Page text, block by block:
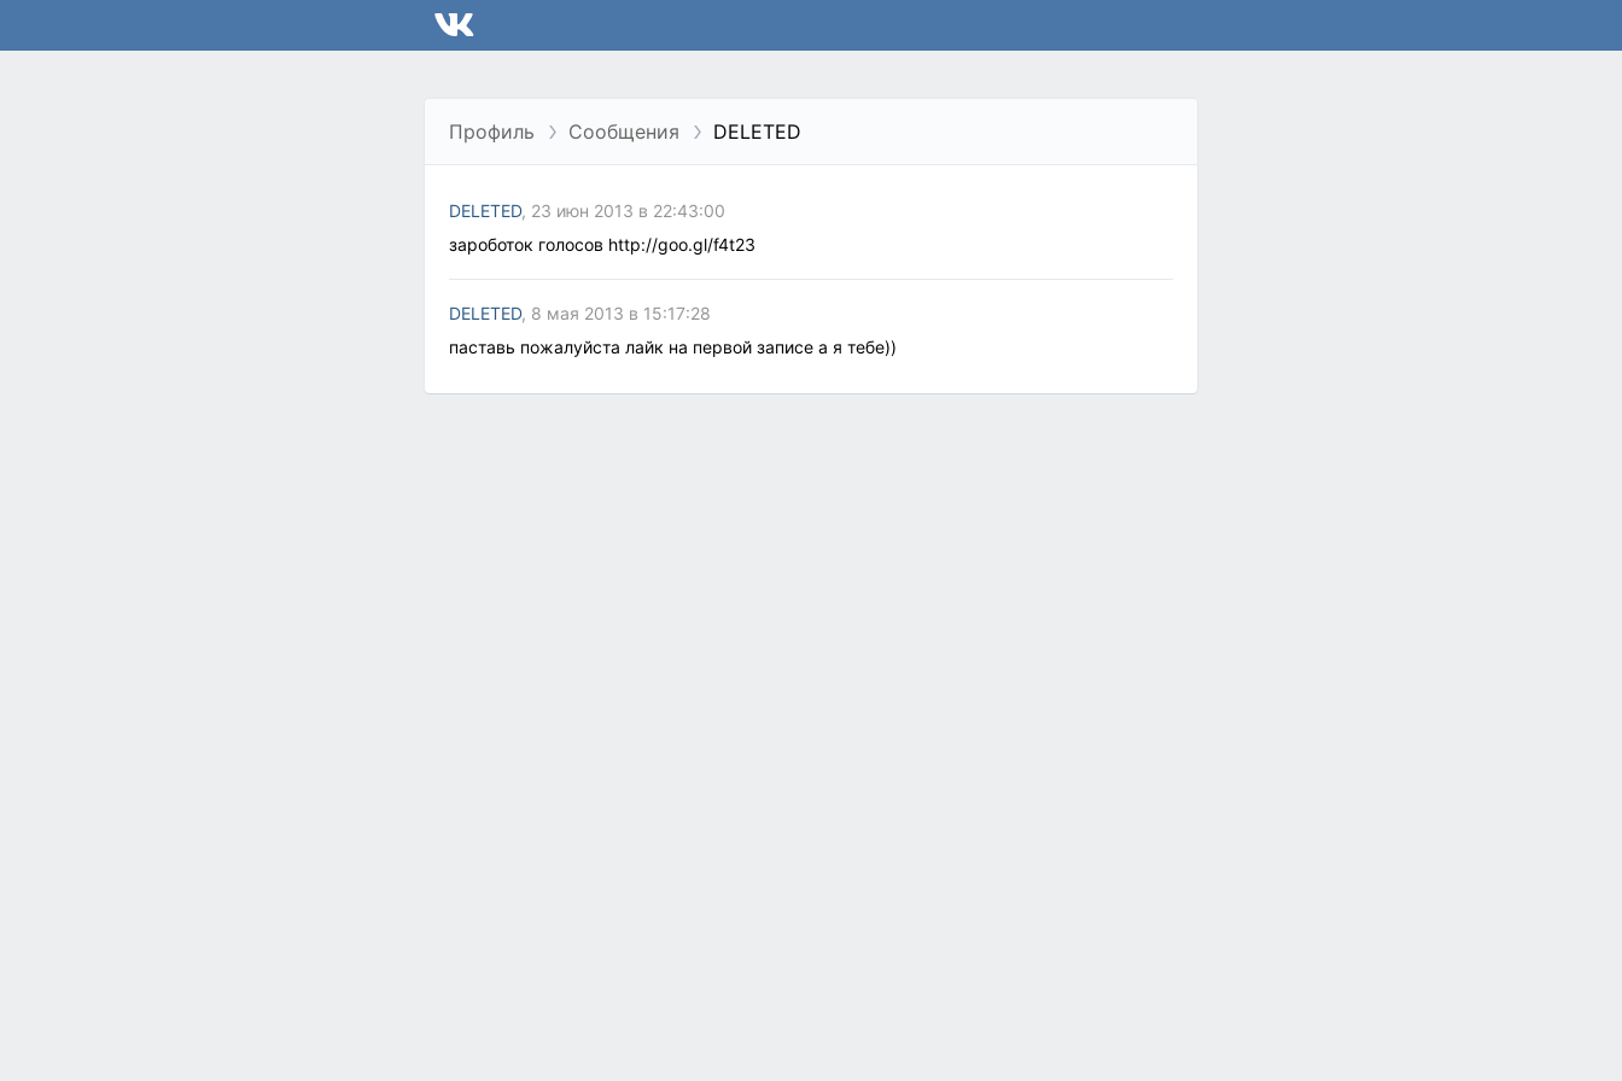
Профиль Сообщения DELETED
DELETED, 23 июн 2013 в 22:43:00
зароботок голосов http://goo.gl/f4t23
DELETED, 8 мая 2013 в 15:17:28
паставь пожалуйста лайк на первой записе а я тебе))